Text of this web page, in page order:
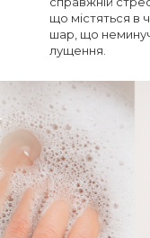
що містяться в
шар, що
лущення.